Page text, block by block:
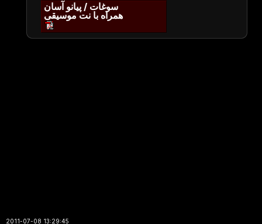
سوغات / پیانو آسان
همراه با نت موسیقی
2011-07-08 13:29:45